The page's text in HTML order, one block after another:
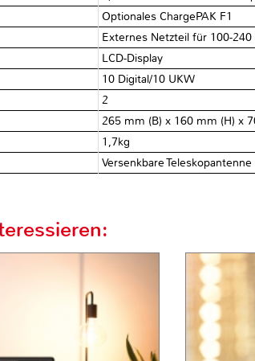
Optionales ChargePAK F1
Externes Netzteil für 100-240
LCD-Display
10 Digital/10 UKW
2
265 mm (B) x 160 mm (H) x
1,7kg
Versenkbare Teleskopantenne